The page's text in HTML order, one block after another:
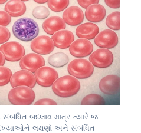
સંબંધિત બદલાવ માત્ર ત્યારે જ
લક્ષણો અને સંબંધિત